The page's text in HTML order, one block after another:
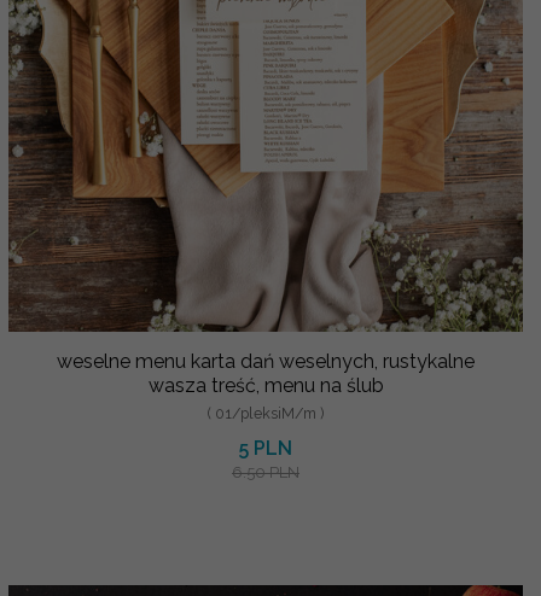
weselne menu karta dań weselnych, rustykalne
wasza treść, menu na ślub
( 01/pleksiM/m )
5 PLN
6.50 PLN